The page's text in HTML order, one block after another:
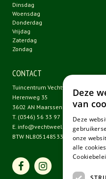
Dinsdag
Woensdag
Donderdag
Vrijdag
Zaterdag
Zondag
CONTACT
Tuincentrum Vechtweelde
Herenweg 35
3602 AN Maarssen
T. (0346) 56 33 97
E. info@vechtweelde.nl
BTW NL805148533B01
Deze
van
Deze
onze
alle